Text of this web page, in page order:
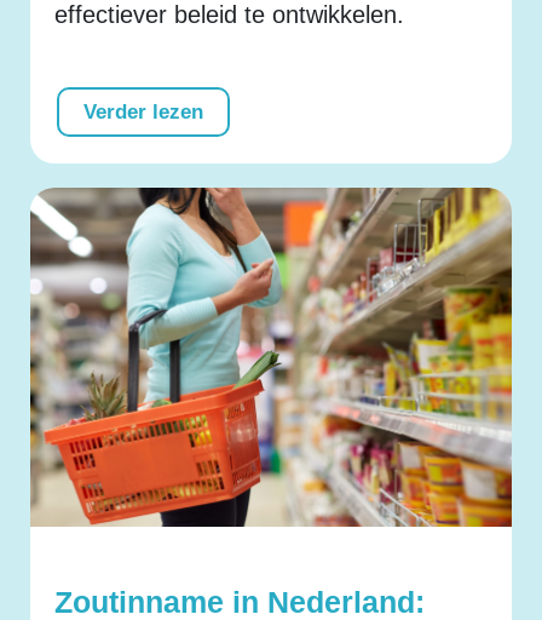
effectiever beleid te ontwikkelen.
Verder lezen
Zoutinname in Nederland: